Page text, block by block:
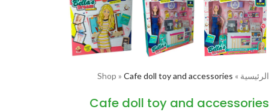
الرئيسية »
Shop » Cafe doll toy and accessories
Cafe doll toy and accessories